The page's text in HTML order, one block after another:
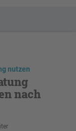
nutzen
nach